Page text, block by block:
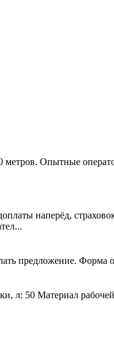
Опытные
наперёд,
предложение. Форма
л: 50 Материал